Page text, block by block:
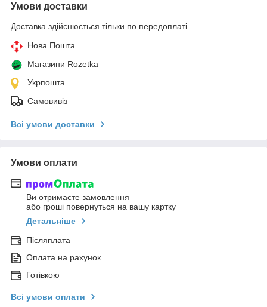
Умови доставки
Доставка здійснюється тільки по передоплаті.
Нова Пошта
Магазини Rozetka
Укрпошта
Самовивіз
Всі умови доставки
Умови оплати
Ви отримаєте замовлення
або гроші повернуться на вашу картку
Детальніше
Післяплата
Оплата на рахунок
Готівкою
Всі умови оплати